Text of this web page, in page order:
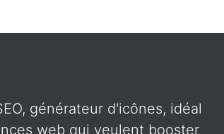
web qui veulent booster